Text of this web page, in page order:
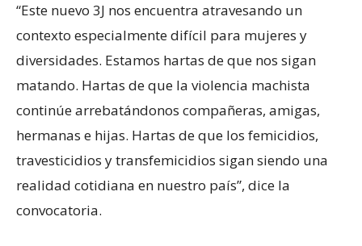
“Este nuevo 3J nos encuentra atravesando un
contexto especialmente difícil para mujeres y
diversidades. Estamos hartas de que nos sigan
matando. Hartas de que la violencia machista
continúe arrebatándonos compañeras, amigas,
hermanas e hijas. Hartas de que los femicidios,
travesticidios y transfemicidios sigan siendo una
realidad cotidiana en nuestro país”, dice la
convocatoria.